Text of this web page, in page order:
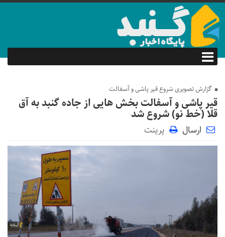
گزارش تصویری شروع قیر پاشی و آسفالت
قیر پاشی و آسفالت بخش هایی از جاده گنبد به آق
قلا (خط نو) شروع شد
ارسال پرینت